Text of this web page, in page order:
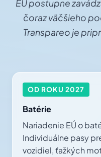
EÚ postupne
čoraz väčšieho
Transpareo je
OD ROKU 2027
Batérie
Nariadenie EÚ o
Individuálne pasy
vozidiel, ťažkých